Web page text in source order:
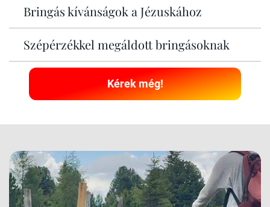
Bringás kívánságok a Jézuskához
Szépérzékkel megáldott bringásoknak
Kérek még!